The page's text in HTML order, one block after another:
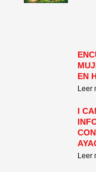
EN
Leer
I
Leer